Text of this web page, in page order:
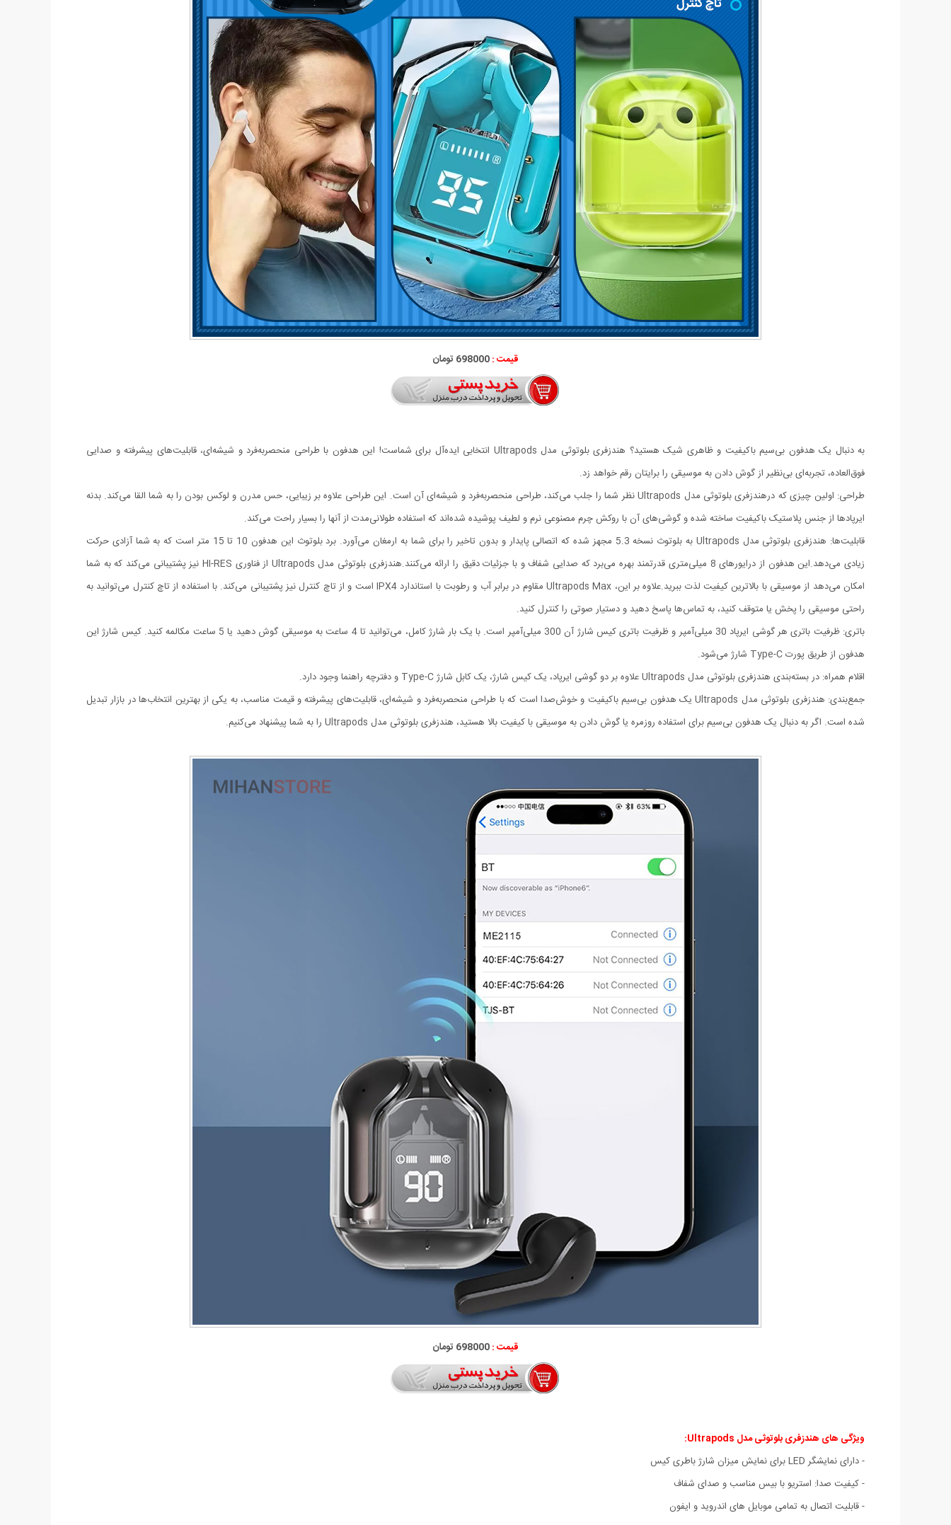
قیمت :698000 تومان
به دنبال یک هدفون بی‌سیم باکیفیت و ظاهری شیک هستید؟ هندزفری بلوتوثی مدل Ultrapods انتخابی ایده‌آل برای شماست! این هدفون با طراحی منحصربه‌فرد و شیشه‌ای، قابلیت‌های پیشرفته و صدایی
فوق‌العاده، تجربه‌ای بی‌نظیر از گوش دادن به موسیقی را برایتان رقم خواهد زد.
طراحی: اولین چیزی که درهندزفری بلوتوثی مدل Ultrapods نظر شما را جلب می‌کند، طراحی منحصربه‌فرد و شیشه‌ای آن است. این طراحی علاوه بر زیبایی، حس مدرن و لوکس بودن را به شما القا می‌کند. بدنه
ایرپادها از جنس پلاستیک باکیفیت ساخته شده و گوشی‌های آن با روکش چرم مصنوعی نرم و لطیف پوشیده شده‌اند که استفاده طولانی‌مدت از آنها را بسیار راحت می‌کند.
قابلیت‌ها: هندزفری بلوتوثی مدل Ultrapods به بلوتوث نسخه 5.3 مجهز شده که اتصالی پایدار و بدون تاخیر را برای شما به ارمغان می‌آورد. برد بلوتوث این هدفون 10 تا 15 متر است که به شما آزادی حرکت
زیادی می‌دهد.این هدفون از درایورهای 8 میلی‌متری قدرتمند بهره می‌برد که صدایی شفاف و با جزئیات دقیق را ارائه می‌کنند.هندزفری بلوتوثی مدل Ultrapods از فناوری HI-RES نیز پشتیبانی می‌کند که به شما
امکان می‌دهد از موسیقی با بالاترین کیفیت لذت ببرید.علاوه بر این، Ultrapods Max مقاوم در برابر آب و رطوبت با استاندارد IPX4 است و از تاچ کنترل نیز پشتیبانی می‌کند. با استفاده از تاچ کنترل می‌توانید به
راحتی موسیقی را پخش یا متوقف کنید، به تماس‌ها پاسخ دهید و دستیار صوتی را کنترل کنید.
باتری: ظرفیت باتری هر گوشی ایرپاد 30 میلی‌آمپر و ظرفیت باتری کیس شارژ آن 300 میلی‌آمپر است. با یک بار شارژ کامل، می‌توانید تا 4 ساعت به موسیقی گوش دهید یا 5 ساعت مکالمه کنید. کیس شارژ این
هدفون از طریق پورت Type-C شارژ می‌شود.
اقلام همراه: در بسته‌بندی هندزفری بلوتوثی مدل Ultrapods علاوه بر دو گوشی ایرپاد، یک کیس شارژ، یک کابل شارژ Type-C و دفترچه راهنما وجود دارد.
جمع‌بندی: هندزفری بلوتوثی مدل Ultrapods یک هدفون بی‌سیم باکیفیت و خوش‌صدا است که با طراحی منحصربه‌فرد و شیشه‌ای، قابلیت‌های پیشرفته و قیمت مناسب، به یکی از بهترین انتخاب‌ها در بازار تبدیل
شده است. اگر به دنبال یک هدفون بی‌سیم برای استفاده روزمره یا گوش دادن به موسیقی با کیفیت بالا هستید، هندزفری بلوتوثی مدل Ultrapods را به شما پیشنهاد می‌کنیم.
قیمت :698000 تومان
ویژگی های هندزفری بلوتوثی مدل Ultrapods:
- دارای نمایشگر LED برای نمایش میزان شارژ باطری کیس
- کیفیت صدا: استریو با بیس مناسب و صدای شفاف
- قابلیت اتصال به تمامی موبایل های اندروید و ایفون